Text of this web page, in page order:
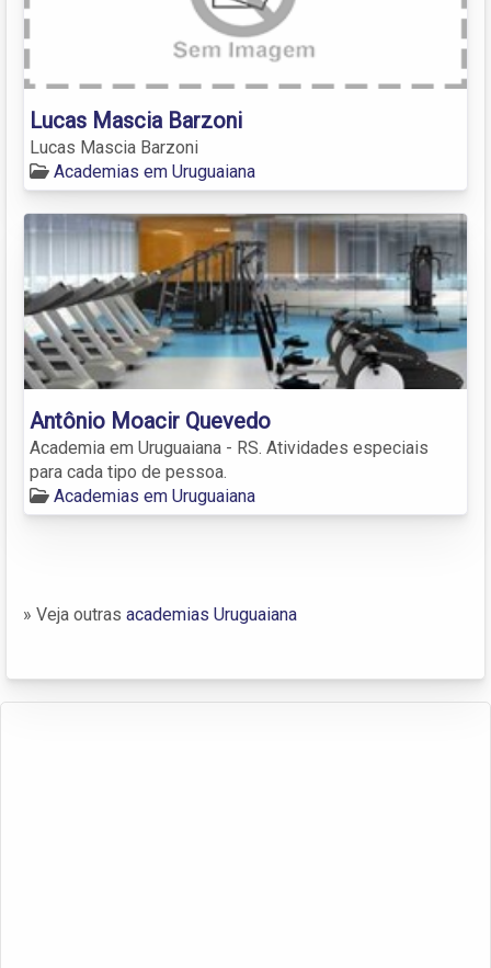
Lucas Mascia Barzoni
Lucas Mascia Barzoni
Academias em Uruguaiana
Antônio Moacir Quevedo
Academia em Uruguaiana - RS. Atividades especiais
para cada tipo de pessoa.
Academias em Uruguaiana
» Veja outras academias Uruguaiana